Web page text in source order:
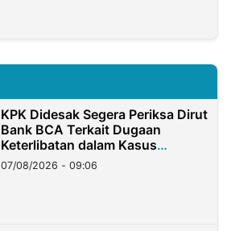
KPK Didesak Segera Periksa Dirut
Bank BCA Terkait Dugaan
Keterlibatan dalam Kasus
Hilangnya Dana Nasabah Rp2,58
Miliar
07/08/2026 - 09:06